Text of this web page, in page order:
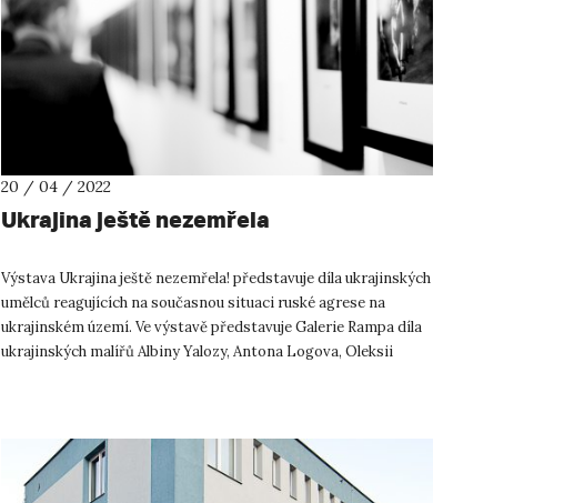
20 / 04 / 2022
Ukrajina ještě nezemřela
Výstava Ukrajina ještě nezemřela! představuje díla ukrajinských
umělců reagujících na současnou situaci ruské agrese na
ukrajinském území. Ve výstavě představuje Galerie Rampa díla
ukrajinských malířů Albiny Yalozy, Antona Logova, Oleksii